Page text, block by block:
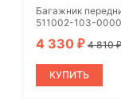
Багажник
511002-103-
4 330 ₽ 4 810₽
КУПИТЬ